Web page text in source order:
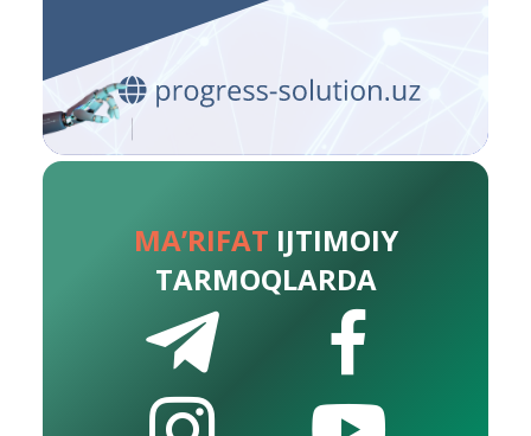
MA’RIFAT IJTIMOIY
TARMOQLARDA